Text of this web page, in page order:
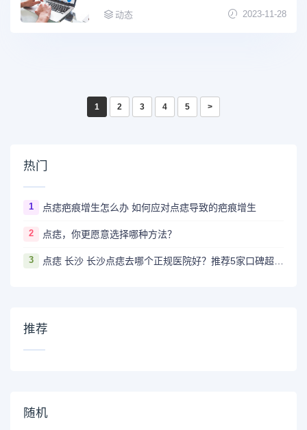
动态 2023-11-28
1 2 3 4 5 >
热门
1 点痣疤痕增生怎么办 如何应对点痣导致的疤痕增生
2 点痣，你更愿意选择哪种方法？
3
推荐
随机